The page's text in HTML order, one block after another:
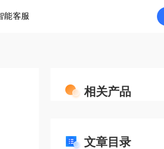
能客服
相关产品
文章目录